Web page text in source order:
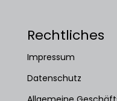
Rechtliches
Impressum
Datenschutz